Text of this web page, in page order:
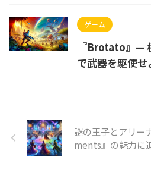
ゲーム
『Brotato』—
で武器を駆使
謎の王子とアリー
ments』の魅力に